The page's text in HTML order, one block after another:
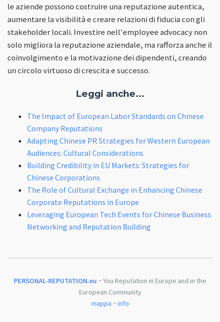
le aziende possono costruire una reputazione autentica,
aumentare la visibilità e creare relazioni di fiducia con gli
stakeholder locali. Investire nell'employee advocacy non
solo migliora la reputazione aziendale, ma rafforza anche il
coinvolgimento e la motivazione dei dipendenti, creando
un circolo virtuoso di crescita e successo.
Leggi anche...
The Impact of European Labor Standards on Chinese
Company Reputations
Adapting Chinese PR Strategies for Western European
Audiences: Cultural Considerations
Building Credibility in EU Markets: Strategies for
Chinese Corporations
The Role of Cultural Exchange in Enhancing Chinese
Corporate Reputations in Europe
Leveraging European Tech Events for Chinese Business
Networking and Reputation Building
PERSONAL-REPUTATION.eu ~ You Reputation in Europe and in the
European Community
mappa ~info